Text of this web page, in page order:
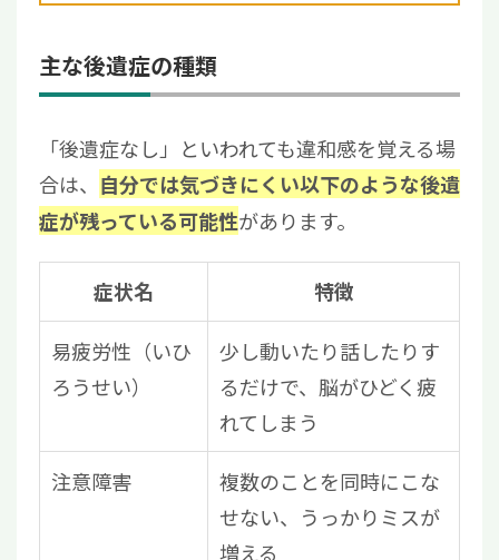
主な後遺症の種類
「後遺症なし」といわれても違和感を覚える場
合は、 自分では気づきにくい以下のような後遺
症が残っている可能性があります。
症状名 特徴
易疲労性（いひ
ろうせい）
少し動いたり話したりす
るだけで、脳がひどく疲
れてしまう
注意障害
複数のことを同時にこな
せない、うっかりミスが
増える